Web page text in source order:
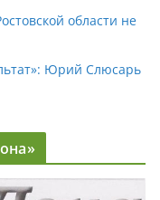
области не
Юрий Слюсарь